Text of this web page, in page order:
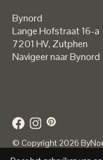
Bynord
Lange Hofstraat 16-a
7201 HV, Zutphen
Navigeer naar Bynord
© Copyright 2026